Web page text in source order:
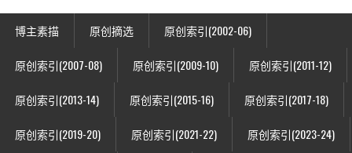
博主素描 原创摘选 原创索引(2002-06)
原创索引(2007-08) 原创索引(2009-10) 原创索引(2011-12)
原创索引(2013-14) 原创索引(2015-16) 原创索引(2017-18)
原创索引(2019-20) 原创索引(2021-22) 原创索引(2023-24)